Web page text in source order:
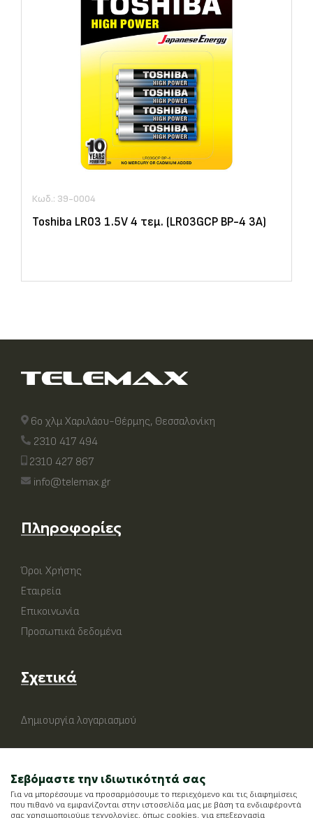
Κωδ.: 39-0004
Toshiba LR03 1.5V 4 τεμ. (LR03GCP BP-4 3A)
6ο χλμ Χαριλάου-Θέρμης, Θεσσαλονίκη
2310 417 494
2310 427 867
info@telemax.gr
Πληροφορίες
Όροι Χρήσης
Εταιρεία
Επικοινωνία
Προσωπικά δεδομένα
Σχετικά
Δημιουργία λογαριασμού
Σεβόμαστε την ιδιωτικότητά σας
Για να μπορέσουμε να προσαρμόσουμε το περιεχόμενο και τις διαφημίσεις
που πιθανό να εμφανίζονται στην ιστοσελίδα μας με βάση τα ενδιαφέροντά
σας χρησιμοποιούμε τεχνολογίες, όπως cookies, για επεξεργασία